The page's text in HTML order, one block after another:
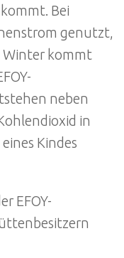
Bei
genutzt,
Winter kommt
neben
in
Kindes
EFOY-